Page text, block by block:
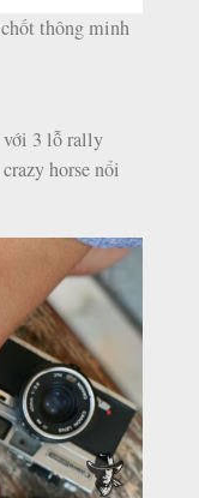
thông minh
3 lỗ rally
horse nổi